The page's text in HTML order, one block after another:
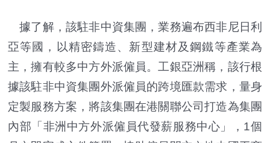
據了解，該駐非中資集團，業務遍布西非尼日利
亞等國，以精密鑄造、新型建材及鋼鐵等產業為
主，擁有較多中方外派僱員。工銀亞洲稱，該行根
據該駐非中資集團外派僱員的跨境匯款需求，量身
定製服務方案，將該集團在港關聯公司打造為集團
內部「非洲中方外派僱員代發薪服務中心」，1個